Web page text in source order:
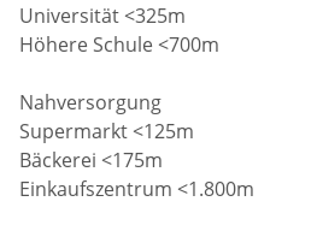
Universität <325m
Höhere Schule <700m
Nahversorgung
Supermarkt <125m
Bäckerei <175m
Einkaufszentrum <1.800m